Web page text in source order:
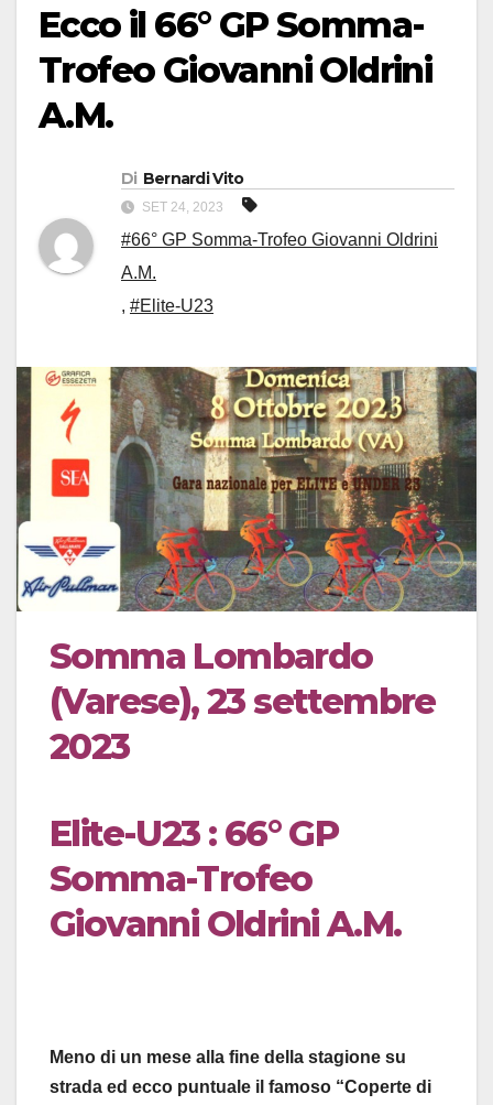
Ecco il 66° GP Somma-
Trofeo Giovanni Oldrini
A.M.
Di Bernardi Vito
SET 24, 2023
#66° GP Somma-Trofeo Giovanni Oldrini
A.M.
, #Elite-U23
Somma Lombardo
(Varese), 23 settembre
2023
Elite-U23 : 66° GP
Somma-Trofeo
Giovanni Oldrini A.M.
Meno di un mese alla fine della stagione su
strada ed ecco puntuale il famoso “Coperte di